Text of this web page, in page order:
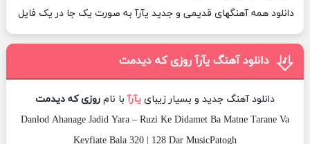
دانلود همه آهنگهای قدیمی و جدید یآرآ به صورت یک جا در یک فایل
دانلود آهنگ یآرآ روزی که دیدمت
دانلود آهنگ جدید و بسیار زیبای یآرآبا نام روزی که دیدمت
Danlod Ahanage Jadid Yara – Ruzi Ke Didamet Ba Matne Tarane Va
Keyfiate Bala 320 | 128 Dar MusicPatogh